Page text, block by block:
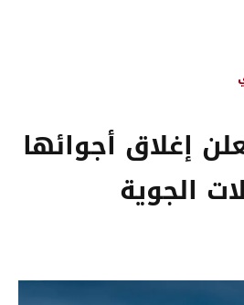
إغلاق أجوائها
الجوية